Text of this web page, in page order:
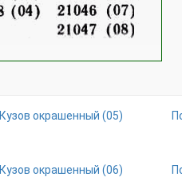
Кузов окрашенный (05)
Кузов окрашенный (06)